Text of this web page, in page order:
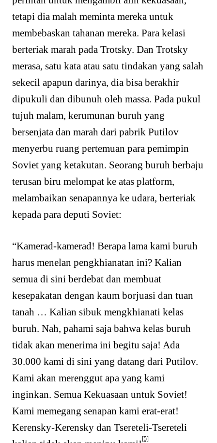
tetapi dia malah meminta mereka untuk
membebaskan tahanan mereka. Para kelasi
berteriak marah pada Trotsky. Dan Trotsky
merasa, satu kata atau satu tindakan yang salah
sekecil apapun darinya, dia bisa berakhir
dipukuli dan dibunuh oleh massa. Pada pukul
tujuh malam, kerumunan buruh yang
bersenjata dan marah dari pabrik Putilov
menyerbu ruang pertemuan para pemimpin
Soviet yang ketakutan. Seorang buruh berbaju
terusan biru melompat ke atas platform,
melambaikan senapannya ke udara, berteriak
kepada para deputi Soviet:
“Kamerad-kamerad! Berapa lama kami buruh
harus menelan pengkhianatan ini? Kalian
semua di sini berdebat dan membuat
kesepakatan dengan kaum borjuasi dan tuan
tanah … Kalian sibuk mengkhianati kelas
buruh. Nah, pahami saja bahwa kelas buruh
tidak akan menerima ini begitu saja! Ada
30.000 kami di sini yang datang dari Putilov.
Kami akan merenggut apa yang kami
inginkan. Semua Kekuasaan untuk Soviet!
Kami memegang senapan kami erat-erat!
Kerensky-Kerensky dan Tsereteli-Tsereteli
[5]